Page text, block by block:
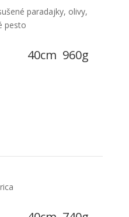
paradajky, olivy,
pesto
40cm 960g